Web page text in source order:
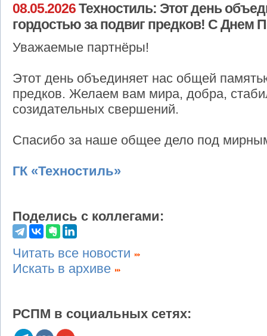
08.05.2026Техностиль: Этот день
гордостью за подвиг предков! С Днем
Уважаемые партнёры!
Этот день объединяет нас общей
предков. Желаем вам мира, добра,
созидательных свершений.
Спасибо за наше общее дело под
ГК «Техностиль»
Поделись с коллегами:
Читать все новости
Искать в архиве
РСПМ в социальных сетях: